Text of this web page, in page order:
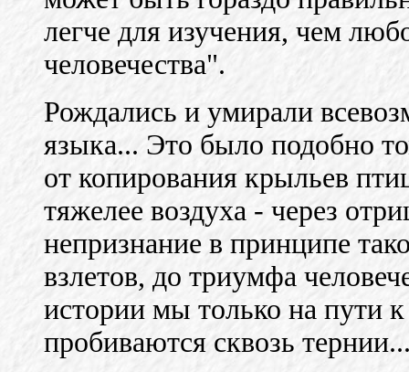
легче для изучения, чем
человечества".
Рождались и умирали
языка... Это было подобно
от копирования крыльев
тяжелее воздуха - через
непризнание в принципе
взлетов, до триумфа
истории мы только на пути
пробиваются сквозь